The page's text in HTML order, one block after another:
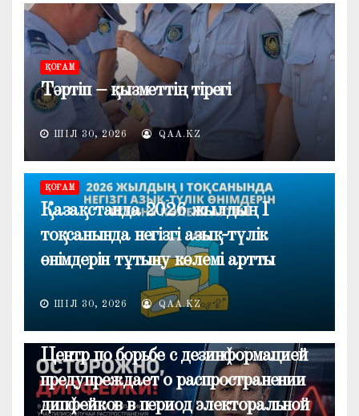
ҚОҒАМ
Тәртіп – қызметтің тірегі
ШІЛ 30, 2026 QAA.KZ
ҚОҒАМ
Қазақстанда 2026 жылдың I
тоқсанында негізгі азық-түлік
өнімдерін тұтыну көлемі артты
ШІЛ 30, 2026 QAA.KZ
ОБЩЕСТВО
Центр по борьбе с дезинформацией
предупреждает о распространении
дипфейков в период электоральной